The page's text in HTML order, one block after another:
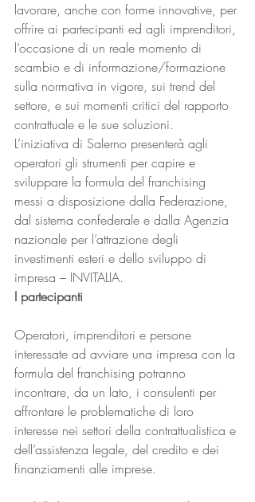
lavorare, anche con forme innovative, per
offrire ai partecipanti ed agli imprenditori,
l’occasione di un reale momento di
scambio e di informazione/formazione
sulla normativa in vigore, sui trend del
settore, e sui momenti critici del rapporto
contrattuale e le sue soluzioni.
L’iniziativa di Salerno presenterà agli
operatori gli strumenti per capire e
sviluppare la formula del franchising
messi a disposizione dalla Federazione,
dal sistema confederale e dalla Agenzia
nazionale per l’attrazione degli
investimenti esteri e dello sviluppo di
impresa – INVITALIA.
I partecipanti
Operatori, imprenditori e persone
interessate ad avviare una impresa con la
formula del franchising potranno
incontrare, da un lato, i consulenti per
affrontare le problematiche di loro
interesse nei settori della contrattualistica e
dell’assistenza legale, del credito e dei
finanziamenti alle imprese.